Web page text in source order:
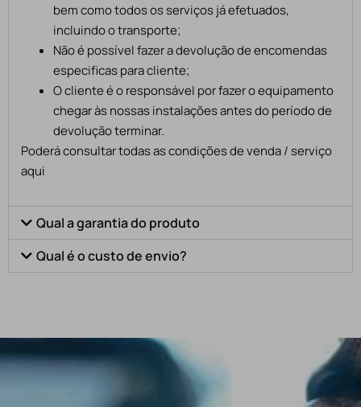
bem como todos os serviços já efetuados,
incluindo o transporte;
Não é possível fazer a devolução de encomendas
especificas para cliente;
O cliente é o responsável por fazer o equipamento
chegar às nossas instalações antes do período de
devolução terminar.
Poderá consultar todas as condições de venda / serviço
aqui
Qual a garantia do produto
Qual é o custo de envio?